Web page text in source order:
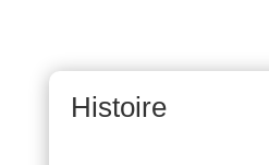
Histoire